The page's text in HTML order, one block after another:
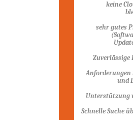
keine
sehr gutes
Anforderungen
und
Unterstützung
Schnelle Suche